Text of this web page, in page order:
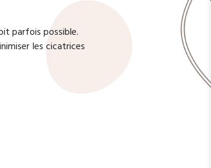
parfois possible.
les cicatrices